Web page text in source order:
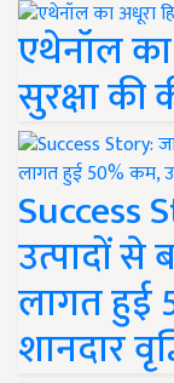
एथेनॉल
सुरक्षा की
Success
उत्पादों से
लागत हुई
शानदार